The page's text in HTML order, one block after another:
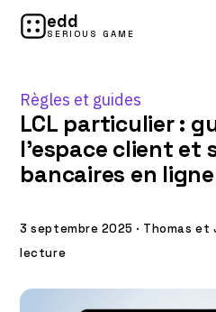
edd
SERIOUS GAME
Règles et guides
LCL particulier :
l’espace client et
bancaires en ligne
3 septembre 2025 · Thomas et
lecture